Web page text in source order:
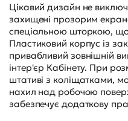
Цікавий дизайн не
захищені прозорим
спеціальною шторкою, що
Пластиковий корпус із
привабливий зовнішній
інтер'єр Кабінету. При
штативі з коліщатками,
нахил над робочою
забезпечує додаткову